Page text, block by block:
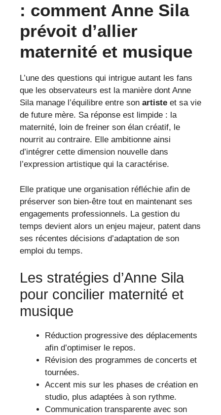
: comment Anne Sila
prévoit d’allier
maternité et musique
L’une des questions qui intrigue autant les fans
que les observateurs est la manière dont Anne
Sila manage l’équilibre entre son artiste et sa vie
de future mère. Sa réponse est limpide : la
maternité, loin de freiner son élan créatif, le
nourrit au contraire. Elle ambitionne ainsi
d’intégrer cette dimension nouvelle dans
l’expression artistique qui la caractérise.
Elle pratique une organisation réfléchie afin de
préserver son bien-être tout en maintenant ses
engagements professionnels. La gestion du
temps devient alors un enjeu majeur, patent dans
ses récentes décisions d’adaptation de son
emploi du temps.
Les stratégies d’Anne Sila
pour concilier maternité et
musique
Réduction progressive des déplacements
afin d’optimiser le repos.
Révision des programmes de concerts et
tournées.
Accent mis sur les phases de création en
studio, plus adaptées à son rythme.
Communication transparente avec son